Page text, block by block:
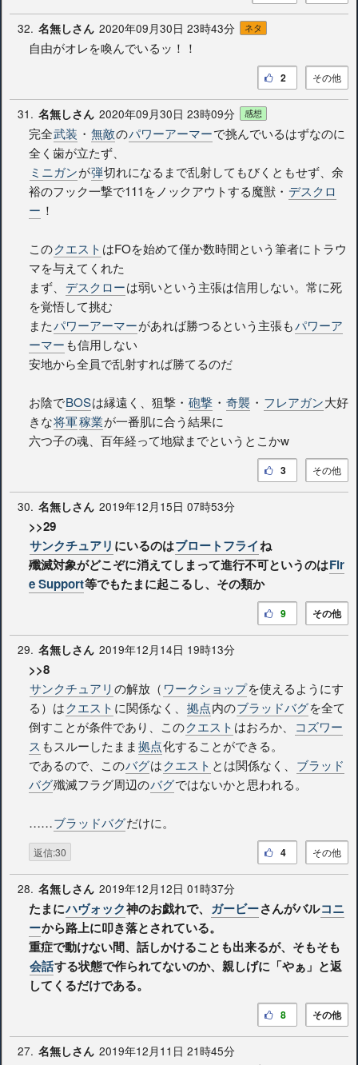
32. 名無しさん 2020年09月30日 23時43分 ネタ
自由がオレを喚んでいるッ！！
その他
2
31. 名無しさん 2020年09月30日 23時09分 感想
完全武装 ・ 無敵のパワーアーマーで挑んでいるはずなのに
全く歯が立たず、
ミニガンが弾切れになるまで乱射してもびくともせず、余
裕のフック一撃で111をノックアウトする魔獣・ デスクロ
ー ！
このクエスト はFOを始めて僅か数時間という筆者にトラウ
マを与えてくれた
まず、 デスクローは弱いという主張は信用しない。常に死
を覚悟して挑む
またパワーアーマーがあれば勝つるという主張もパワーア
ーマー も信用しない
安地から全員で乱射すれば勝てるのだ
お陰でBOSは縁遠く、狙撃・ 砲撃 ・ 奇襲 ・ フレアガン大好
きな将軍稼業が一番肌に合う結果に
六つ子の魂、百年経って地獄までというとこかw
その他
3
30. 名無しさん 2019年12月15日 07時53分
>>29
サンクチュアリ にいるのはブロートフライね
殲滅対象がどこぞに消えてしまって進行不可というのはFir
e Support等でもたまに起こるし、その類か
その他
9
29. 名無しさん 2019年12月14日 19時13分
>>8
サンクチュアリ の解放（ ワークショップを使えるようにす
る）はクエスト に関係なく、 拠点内のブラッドバグを全て
倒すことが条件であり、このクエスト はおろか、
コズワー
ス もスルーしたまま拠点化することができる。
であるので、このバグはクエスト とは関係なく、 ブラッド
バグ殲滅フラグ周辺のバグではないかと思われる。
……ブラッドバグだけに。
返信:30 その他
4
28. 名無しさん 2019年12月12日 01時37分
たまにハヴォック神のお戯れで、 ガービーさんがバルコニ
ーから路上に叩き落とされている。
重症で動けない間、話しかけることも出来るが、そもそも
会話する状態で作られてないのか、親しげに「やぁ」と返
してくるだけである。
その他
8
27. 名無しさん 2019年12月11日 21時45分